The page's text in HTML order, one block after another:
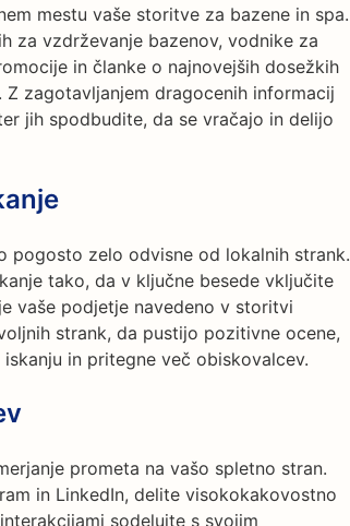
mestu vaše storitve za bazene in spa.
za vzdrževanje bazenov, vodnike za
in članke o najnovejših dosežkih
zagotavljanjem dragocenih informacij
jih spodbudite, da se vračajo in delijo
pogosto zelo odvisne od lokalnih strank.
tako, da v ključne besede vključite
vaše podjetje navedeno v storitvi
strank, da pustijo pozitivne ocene,
in pritegne več obiskovalcev.
prometa na vašo spletno stran.
in LinkedIn, delite visokokakovostno
sodelujte s svojim